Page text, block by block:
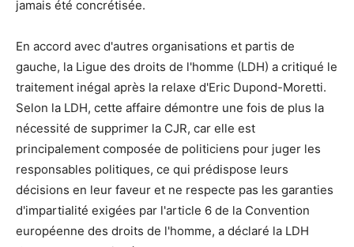
jamais été concrétisée.
En accord avec d'autres organisations et partis de
gauche, la Ligue des droits de l'homme (LDH) a critiqué le
traitement inégal après la relaxe d'Eric Dupond-Moretti.
Selon la LDH, cette affaire démontre une fois de plus la
nécessité de supprimer la CJR, car elle est
principalement composée de politiciens pour juger les
responsables politiques, ce qui prédispose leurs
décisions en leur faveur et ne respecte pas les garanties
d'impartialité exigées par l'article 6 de la Convention
européenne des droits de l'homme, a déclaré la LDH